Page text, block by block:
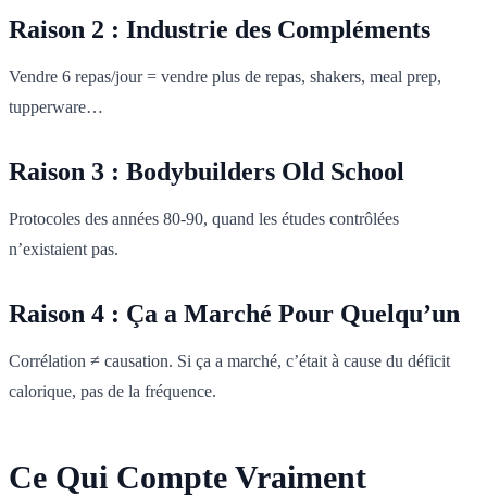
Raison 2 : Industrie des Compléments
Vendre 6 repas/jour = vendre plus de repas, shakers, meal prep,
tupperware…
Raison 3 : Bodybuilders Old School
Protocoles des années 80-90, quand les études contrôlées
n’existaient pas.
Raison 4 : Ça a Marché Pour Quelqu’un
Corrélation ≠ causation. Si ça a marché, c’était à cause du déficit
calorique, pas de la fréquence.
Ce Qui Compte Vraiment